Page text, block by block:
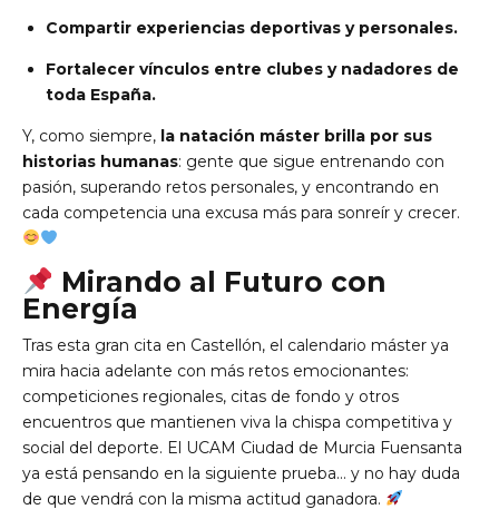
Compartir experiencias deportivas y personales.
Fortalecer vínculos entre clubes y nadadores de
toda España.
Y, como siempre, la natación máster brilla por sus
historias humanas: gente que sigue entrenando con
pasión, superando retos personales, y encontrando en
cada competencia una excusa más para sonreír y crecer.
Mirando al Futuro con
Energía
Tras esta gran cita en Castellón, el calendario máster ya
mira hacia adelante con más retos emocionantes:
competiciones regionales, citas de fondo y otros
encuentros que mantienen viva la chispa competitiva y
social del deporte. El UCAM Ciudad de Murcia Fuensanta
ya está pensando en la siguiente prueba… y no hay duda
de que vendrá con la misma actitud ganadora.